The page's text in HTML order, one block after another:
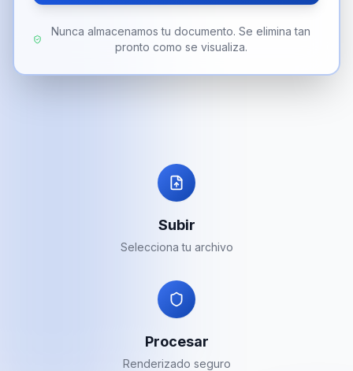
Nunca almacenamos tu documento. Se elimina tan
pronto como se visualiza.
Subir
Selecciona tu archivo
Procesar
Renderizado seguro